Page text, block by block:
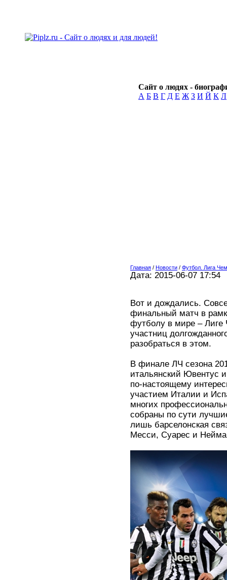
Сайт о людях -
А Б В Г Д Е Ж З И Й К Л
Главная / Новости / Футбол. Лига
Дата: 2015-06-07 17:54
Вот и дождались.
финальный матч в
футболу в мире –
участниц
разобраться в этом.
В финале ЛЧ сезона
итальянский Ювентус
по-настоящему
участием Италии и
многих
собраны по сути
лишь барселонская
Месси, Суарес и